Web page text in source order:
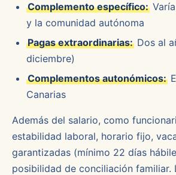
Complemento específico:
y la comunidad autónoma
Pagas extraordinarias: Dos al
diciembre)
Complementos autonómicos:
Canarias
Además del salario, como
estabilidad laboral, horario fijo,
garantizadas (mínimo 22 días
posibilidad de conciliación familiar.